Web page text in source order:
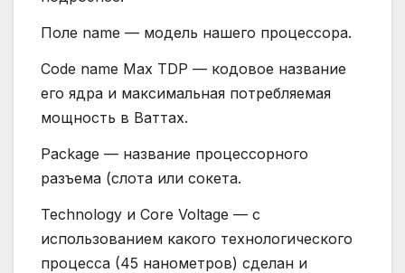
Поле name — модель нашего процессора.
Code name Max TDP — кодовое название
его ядра и максимальная потребляемая
мощность в Ваттах.
Package — название процессорного
разъема (слота или сокета.
Technology и Core Voltage — с
использованием какого технологического
процесса (45 нанометров) сделан и